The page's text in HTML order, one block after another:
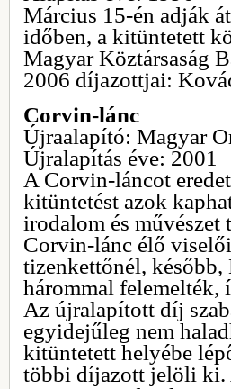
Március 15-én adják
időben, a kitüntetett
Magyar Köztársaság
2006 díjazottjai:
Corvin-lánc
Újraalapító: Magyar
Újralapítás éve: 2001
A Corvin-láncot
kitüntetést azok
irodalom és
Corvin-lánc élő
tizenkettőnél, később,
hárommal felemelték,
Az újralapított díj
egyidejűleg nem
kitüntetett helyébe
többi díjazott jelöli ki.